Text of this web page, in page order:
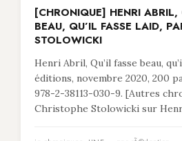
[CHRONIQUE] HENRI ABRIL,
BEAU, QU’IL FASSE LAID,
STOLOWICKI
Henri Abril, Qu’il fasse beau,
éditions, novembre 2020, 200
978-2-38113-030-9. [Autres
Christophe Stolowicki sur